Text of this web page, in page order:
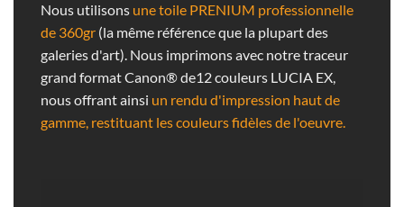
Nous utilisons une toile PRENIUM professionnelle
de 360gr (la même référence que la plupart des
galeries d'art). Nous imprimons avec notre traceur
grand format Canon® de12 couleurs LUCIA EX,
nous offrant ainsi un rendu d'impression haut de
gamme, restituant les couleurs fidèles de l'oeuvre.